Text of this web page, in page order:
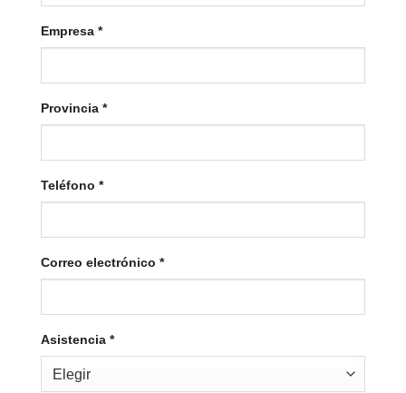
Empresa *
Provincia *
Teléfono *
Correo electrónico *
Asistencia *
Elegir